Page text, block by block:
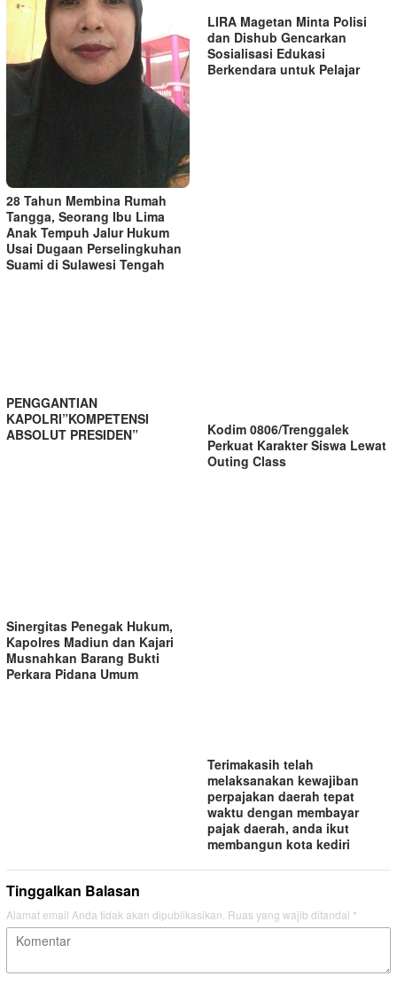
28 Tahun Membina Rumah
Tangga, Seorang Ibu Lima
Anak Tempuh Jalur Hukum
Usai Dugaan Perselingkuhan
Suami di Sulawesi Tengah
LIRA Magetan Minta Polisi
dan Dishub Gencarkan
Sosialisasi Edukasi
Berkendara untuk Pelajar
PENGGANTIAN
KAPOLRI”KOMPETENSI
ABSOLUT PRESIDEN”
Kodim 0806/Trenggalek
Perkuat Karakter Siswa Lewat
Outing Class
Sinergitas Penegak Hukum,
Kapolres Madiun dan Kajari
Musnahkan Barang Bukti
Perkara Pidana Umum
Terimakasih telah
melaksanakan kewajiban
perpajakan daerah tepat
waktu dengan membayar
pajak daerah, anda ikut
membangun kota kediri
Tinggalkan Balasan
Alamat email Anda tidak akan dipublikasikan. Ruas yang wajib ditandai *